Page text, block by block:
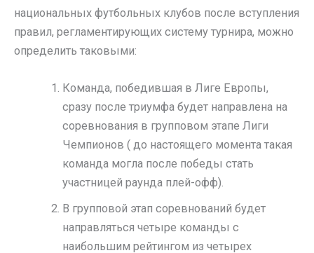
национальных футбольных клубов после вступления
правил, регламентирующих систему турнира, можно
определить таковыми:
Команда, победившая в Лиге Европы,
сразу после триумфа будет направлена на
соревнования в групповом этапе Лиги
Чемпионов ( до настоящего момента такая
команда могла после победы стать
участницей раунда плей-офф).
В групповой этап соревнований будет
направляться четыре команды с
наибольшим рейтингом из четырех